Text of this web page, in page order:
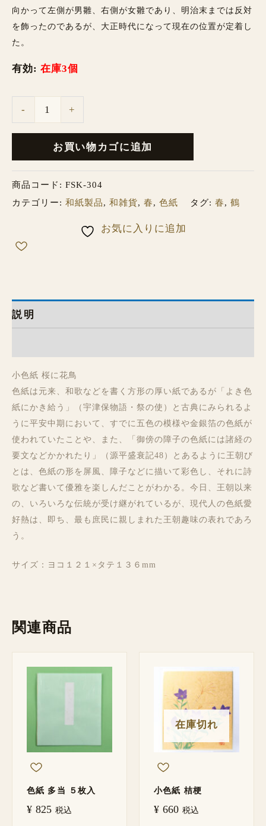
向かって左側が男雛、右側が女雛であり、明治末までは反対
を飾ったのであるが、大正時代になって現在の位置が定着し
た。
有効: 在庫3個
- +
お買い物カゴに追加
商品コード: FSK-304
カテゴリー: 和紙製品, 和雑貨, 春, 色紙 タグ: 春, 鶴
お気に入りに追加
説明
小色紙 桜に花鳥
色紙は元来、和歌などを書く方形の厚い紙であるが「よき色
紙にかき給う」（宇津保物語・祭の使）と古典にみられるよ
うに平安中期において、すでに五色の模様や金銀箔の色紙が
使われていたことや、また、「御傍の障子の色紙には諸経の
要文などかかれたり」（源平盛衰記48）とあるように王朝び
とは、色紙の形を屏風、障子などに描いて彩色し、それに詩
歌など書いて優雅を楽しんだことがわかる。今日、王朝以来
の、いろいろな伝統が受け継がれているが、現代人の色紙愛
好熱は、即ち、最も庶民に親しまれた王朝趣味の表れであろ
う。
サイズ：ヨコ１２１×タテ１３６mm
関連商品
色紙 多当 ５枚入
¥ 825 税込
在庫切れ
小色紙 桔梗
¥ 660 税込